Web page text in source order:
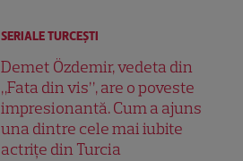
SERIALE TURCEŞTI
Demet Özdemir, vedeta din
„Fata din vis”, are o poveste
impresionantă. Cum a ajuns
una dintre cele mai iubite
actrițe din Turcia